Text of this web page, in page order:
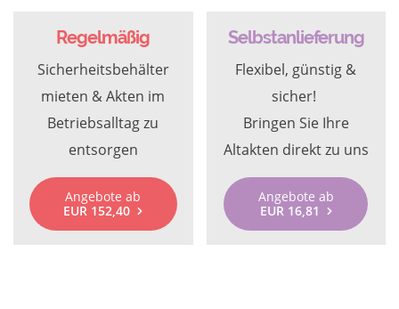
Regelmäßig
Sicherheitsbehälter
mieten & Akten im
Betriebsalltag zu
entsorgen
Angebote ab
EUR 152,40
Selbstanlieferung
Flexibel, günstig &
sicher!
Bringen Sie Ihre
Altakten direkt zu uns
Angebote ab
EUR 16,81